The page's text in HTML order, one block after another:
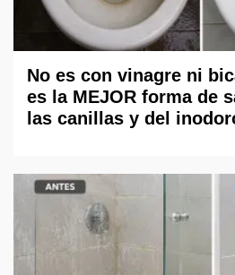
No es con vinagre ni
es la MEJOR forma de
las canillas y del